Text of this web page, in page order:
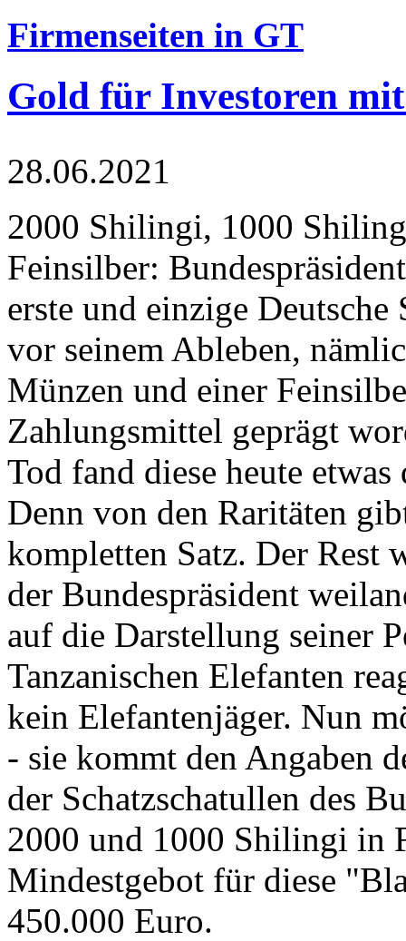
Firmenseiten in GT
Gold für Investoren
28.06.2021
2000 Shilingi, 1000
Feinsilber:
erste und einzige Deutsche
vor seinem Ableben,
Münzen und einer
Zahlungsmittel geprägt
Tod fand diese heute
Denn von den Raritäten
kompletten Satz. Der Rest
der Bundespräsident
auf die Darstellung seiner
Tanzanischen Elefanten
kein Elefantenjäger. Nun
- sie kommt den Angaben
der Schatzschatullen des
2000 und 1000 Shilingi in
Mindestgebot für diese
450.000 Euro.